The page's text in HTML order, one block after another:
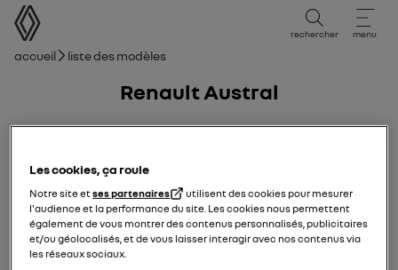
Manuel d'utilisation
rechercher menu
Fil d'ariane
Accueil Liste des modèles
Renault Austral
26/01/2024à06/04/2025
Les cookies, ça roule
Notre site etses partenaires
utilisent des cookies pour mesurer
l'audience et la performance du site. Les cookies nous permettent
également de vous montrer des contenus personnalisés, publicitaires
et/ou géolocalisés, et de vous laisser interagir avec nos contenus via
les réseaux sociaux.